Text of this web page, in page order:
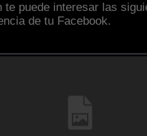
te puede interesar las
de tu Facebook.